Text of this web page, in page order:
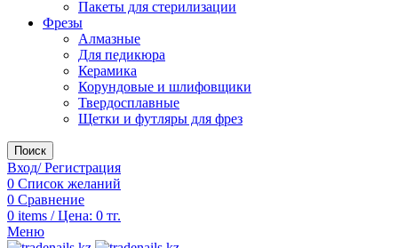
Пакеты для стерилизации
Фрезы
Алмазные
Для педикюра
Керамика
Корундовые и шлифовщики
Твердосплавные
Щетки и футляры для фрез
Поиск
Вход/ Регистрация
0 Список желаний
0 Сравнение
0 items / Цена: 0 тг.
Меню